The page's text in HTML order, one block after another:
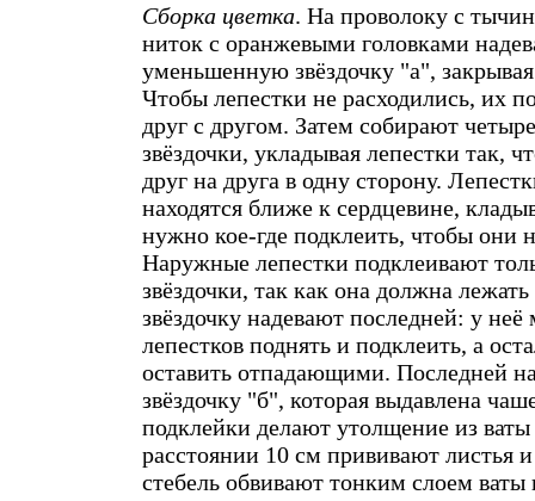
Сборка цветка. На проволоку с
ниток с оранжевыми головками
уменьшенную звёздочку "а",
Чтобы лепестки не расходились, их
друг с другом. Затем собирают
звёздочки, укладывая лепестки так,
друг на друга в одну сторону.
находятся ближе к сердцевине,
нужно кое-где подклеить, чтобы они
Наружные лепестки подклеивают
звёздочки, так как она должна
звёздочку надевают последней: у
лепестков поднять и подклеить, а
оставить отпадающими. Последней
звёздочку "б", которая выдавлена
подклейки делают утолщение из
расстоянии 10 см прививают листья
стебель обвивают тонким слоем ваты